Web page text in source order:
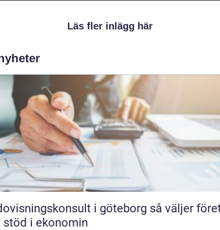
Läs fler inlägg här
i göteborg så väljer företag
stöd i ekonomin